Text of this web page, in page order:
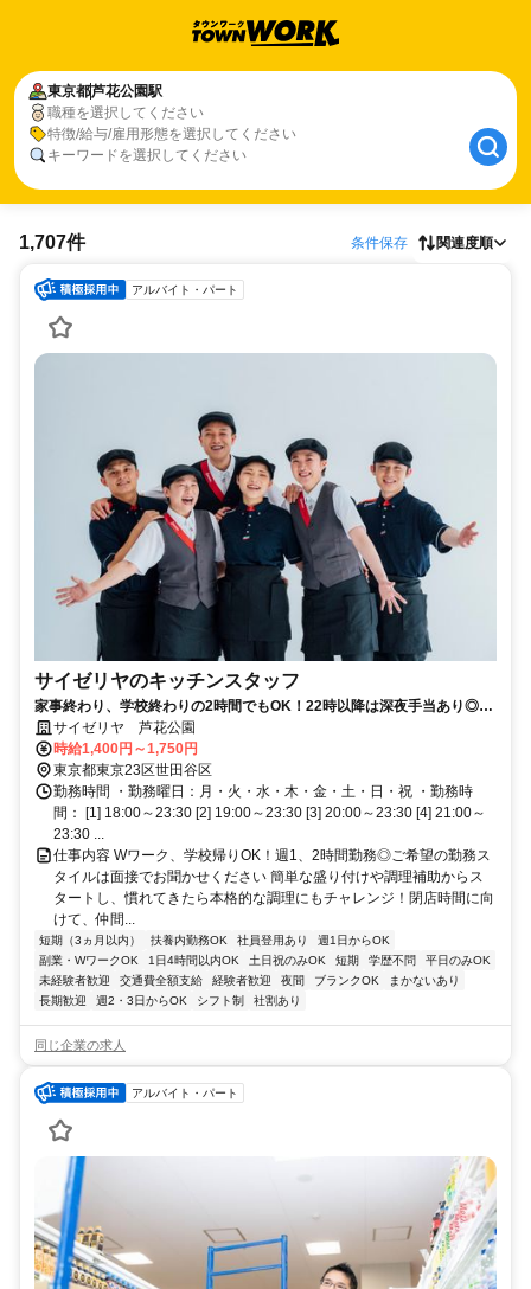
東京都芦花公園駅
職種を選択してください
特徴/給与/雇用形態を選択してください
キーワードを選択してください
1,707件 条件保存 関連度順
アルバイト・パート
サイゼリヤのキッチンスタッフ
家事終わり、学校終わりの2時間でもOK！22時以降は深夜手当あり◎短
時間で稼ごう※接客あり
サイゼリヤ 芦花公園
時給1,400円～1,750円
東京都東京23区世田谷区
勤務時間 ・勤務曜日：月・火・水・木・金・土・日・祝 ・勤務時
間： [1] 18:00～23:30 [2] 19:00～23:30 [3] 20:00～23:30 [4] 21:00～
23:30 ...
仕事内容 Wワーク、学校帰りOK！週1、2時間勤務◎ご希望の勤務ス
タイルは面接でお聞かせください 簡単な盛り付けや調理補助からス
タートし、慣れてきたら本格的な調理にもチャレンジ！閉店時間に向
けて、仲間...
短期（3ヵ月以内） 扶養内勤務OK 社員登用あり
週1日からOK
副業・WワークOK
1日4時間以内OK 土日祝のみOK 短期 学歴不問
平日のみOK
未経験者歓迎
交通費全額支給 経験者歓迎 夜間 ブランクOK
まかないあり
長期歓迎
週2・3日からOK シフト制 社割あり
同じ企業の求人
アルバイト・パート